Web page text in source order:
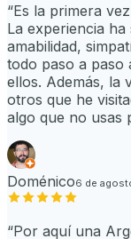
“Es la primera
La experiencia
amabilidad,
todo paso a paso
ellos. Además, la
otros que he
algo que no usas
Doménico6 de
“Por aquí una